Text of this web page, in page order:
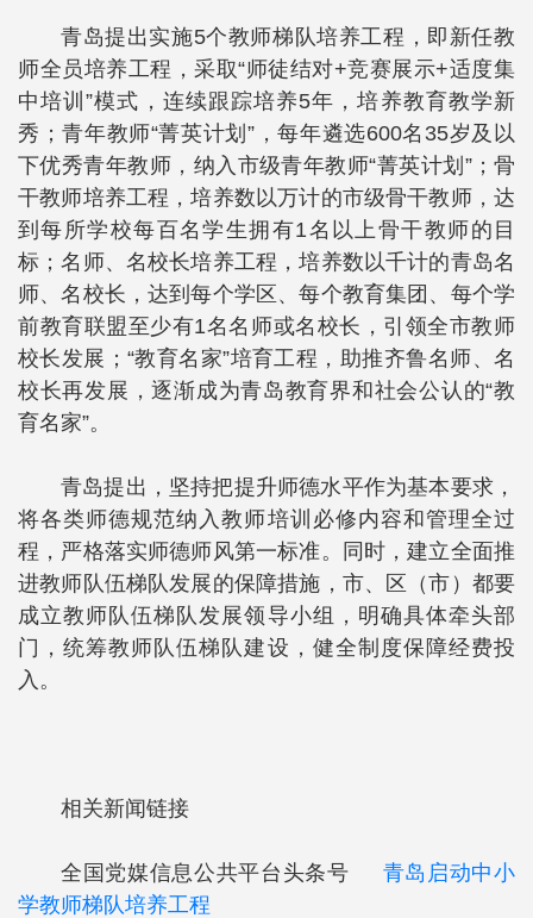
青岛提出实施5个教师梯队培养工程，即新任教
师全员培养工程，采取“师徒结对+竞赛展示+适度集
中培训”模式，连续跟踪培养5年，培养教育教学新
秀；青年教师“菁英计划”，每年遴选600名35岁及以
下优秀青年教师，纳入市级青年教师“菁英计划”；骨
干教师培养工程，培养数以万计的市级骨干教师，达
到每所学校每百名学生拥有1名以上骨干教师的目
标；名师、名校长培养工程，培养数以千计的青岛名
师、名校长，达到每个学区、每个教育集团、每个学
前教育联盟至少有1名名师或名校长，引领全市教师
校长发展；“教育名家”培育工程，助推齐鲁名师、名
校长再发展，逐渐成为青岛教育界和社会公认的“教
育名家”。
青岛提出，坚持把提升师德水平作为基本要求，
将各类师德规范纳入教师培训必修内容和管理全过
程，严格落实师德师风第一标准。同时，建立全面推
进教师队伍梯队发展的保障措施，市、区（市）都要
成立教师队伍梯队发展领导小组，明确具体牵头部
门，统筹教师队伍梯队建设，健全制度保障经费投
入。
相关新闻链接
全国党媒信息公共平台头条号 青岛启动中小
学教师梯队培养工程